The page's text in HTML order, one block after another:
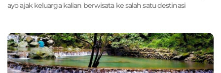
ayo ajak keluarga kalian berwisata ke salah satu destinasi